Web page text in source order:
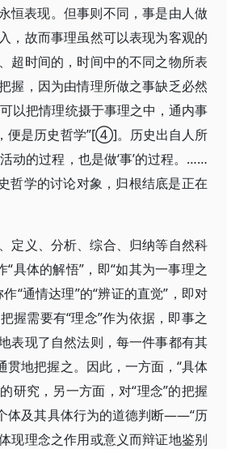
恒表现。但事则不同，事是由人做
，故而事理虽然可以表现为客观的
超时间的，时间中的不同之物所表
握，因为由情理所做之事缺乏必然
以把情理统摄于事理之中，通内事
便是历史哲学”[④]。历史出自人所
动的过程，也是做‘事’的过程。……
哲学的讨论对象，归根结底是正在
定义、分析、综合、归纳等自然科
具体的解悟”，即“如其为一事理之
“通情达理”的“辨证的直觉”，即对
握需要有“理念”作为依据，即事之
表现了自然法则，每一件事都有其
地把握之。因此，一方面，“具体
研究，另一方面，对“理念”的把握
体及其具体行为的道德判断——“历
现理念之作用或意义而辩证地鉴别